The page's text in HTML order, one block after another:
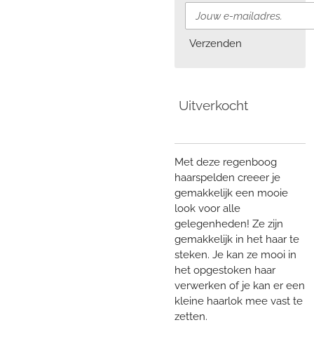
Verzenden
Uitverkocht
Met deze regenboog
haarspelden creeer je
gemakkelijk een mooie
look voor alle
gelegenheden! Ze zijn
gemakkelijk in het haar te
steken. Je kan ze mooi in
het opgestoken haar
verwerken of je kan er een
kleine haarlok mee vast te
zetten.